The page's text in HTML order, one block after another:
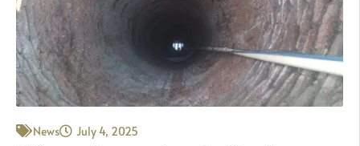
News July 4, 2025